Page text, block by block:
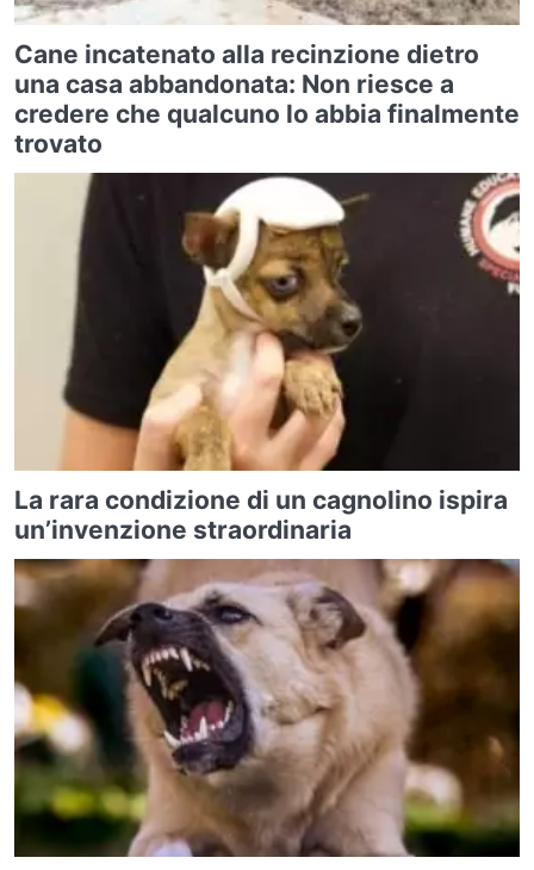
Cane incatenato alla recinzione dietro
una casa abbandonata: Non riesce a
credere che qualcuno lo abbia finalmente
trovato
La rara condizione di un cagnolino ispira
un’invenzione straordinaria